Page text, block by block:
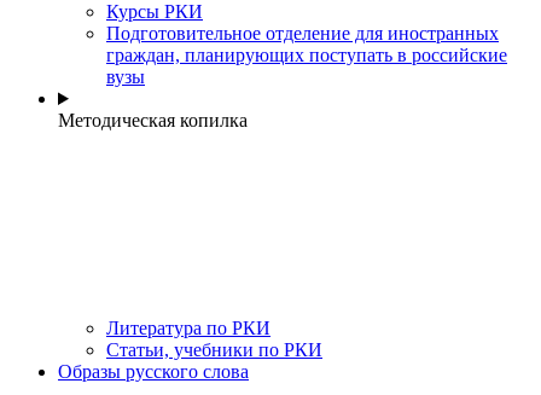
Курсы РКИ
Подготовительное отделение для иностранных
граждан, планирующих поступать в российские
вузы
Методическая копилка
Литература по РКИ
Статьи, учебники по РКИ
Образы русского слова